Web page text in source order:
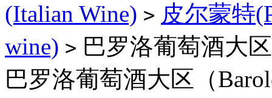
(Italian Wine) > 皮尔蒙特
wine) > 巴罗洛葡萄酒大
巴罗洛葡萄酒大区（